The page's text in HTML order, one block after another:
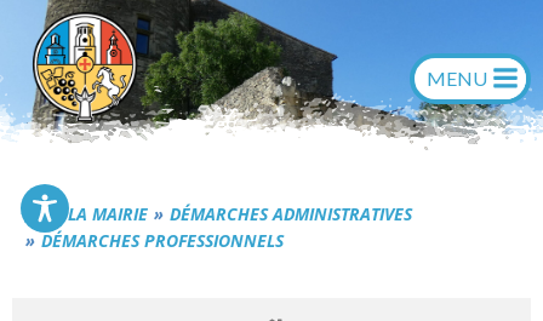
contenu
Commune de Générac
LA MAIRIE
DÉMARCHES ADMINISTRATIVES
DÉMARCHES PROFESSIONNELS